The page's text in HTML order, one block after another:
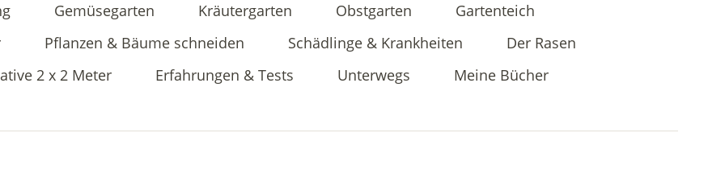
Gemüsegarten Kräutergarten Obstgarten
Gartenteich
Pflanzen & Bäume schneiden Schädlinge & Krankheiten
Der Rasen
2 x 2 Meter Erfahrungen & Tests Unterwegs Meine Bücher